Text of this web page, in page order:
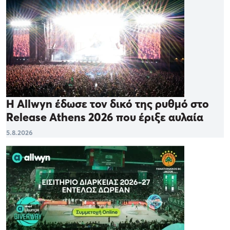
Η Allwyn έδωσε τον δικό της ρυθμό στο
Release Athens 2026 που έριξε αυλαία
5.8.2026